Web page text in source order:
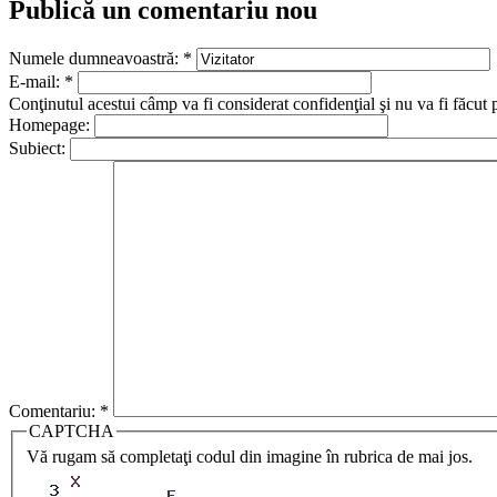
Publică un comentariu nou
Numele dumneavoastră: *
E-mail: *
Conţinutul acestui câmp va fi considerat confidenţial şi nu va fi făcut
Homepage:
Subiect:
Comentariu: *
CAPTCHA
Vă rugam să completaţi codul din imagine în rubrica de mai jos.